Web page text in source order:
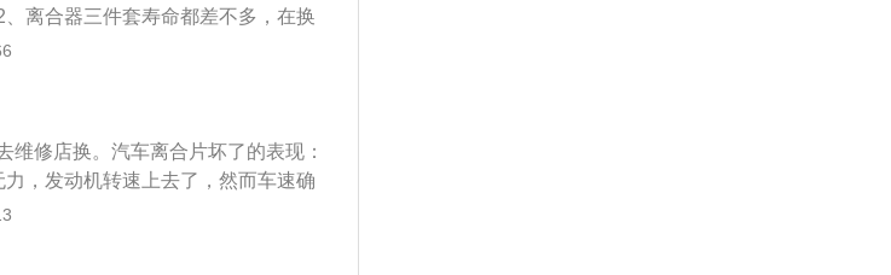
离合器三件套寿命都差不多，在换
厂更换的话费用在1500元左右；3、
就要更换了。
修店换。汽车离合片坏了的表现：
，发动机转速上去了，然而车速确
依存的，当摩擦片存在问题时，会
功率下降。